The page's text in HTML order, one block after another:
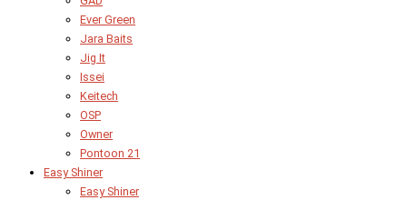
Ever Green
Jara Baits
Jig It
Issei
Keitech
OSP
Owner
Pontoon 21
Easy Shiner
Easy Shiner